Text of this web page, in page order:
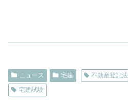
ニュース 宅建 不動産登記法
宅建試験